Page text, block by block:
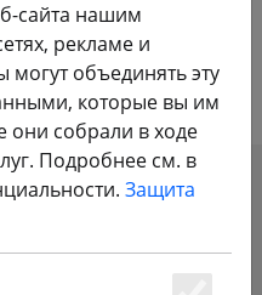
очки
сайта нашим
рекламе и
объединять эту
которые вы им
они собрали в ходе
Подробнее см. в
Защита